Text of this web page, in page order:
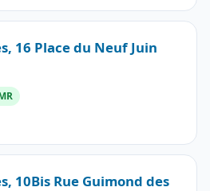
16 Place du Neuf Juin
10Bis Rue Guimond des